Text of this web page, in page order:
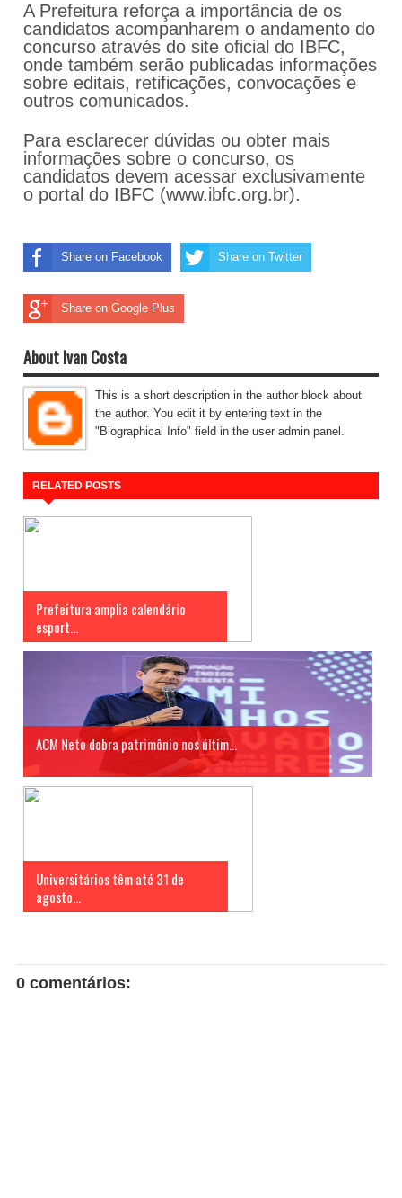
A Prefeitura reforça a importância de os
candidatos acompanharem o andamento do
concurso através do site oficial do IBFC,
onde também serão publicadas informações
sobre editais, retificações, convocações e
outros comunicados.
Para esclarecer dúvidas ou obter mais
informações sobre o concurso, os
candidatos devem acessar exclusivamente
o portal do IBFC (www.ibfc.org.br).
Share on Facebook Share on Twitter
Share on Google Plus
About Ivan Costa
This is a short description in the author block about
the author. You edit it by entering text in the
"Biographical Info" field in the user admin panel.
RELATED POSTS
Prefeitura amplia calendário
esport...
ACM Neto dobra patrimônio nos últim...
Universitários têm até 31 de
agosto...
0 comentários: